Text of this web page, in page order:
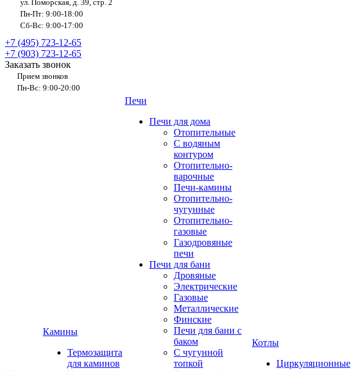
ул. Поморская, д. 39, стр. 2
Пн-Пт: 9:00-18:00
Сб-Вс: 9:00-17:00
+7 (495) 723-12-65
+7 (903) 723-12-65
Заказать звонок
Прием звонков
Пн-Вс: 9:00-20:00
Камины
Термозащита
для каминов
Печи
Печи для дома
Отопительные
C водяным
контуром
Отопительно-
варочные
Печи-камины
Отопительно-
чугунные
Отопительно-
газовые
Газодровяные
печи
Печи для бани
Дровяные
Электрические
Газовые
Металлические
Финские
Печи для бани с
баком
С чугунной
топкой
Котлы
Циркуляционные